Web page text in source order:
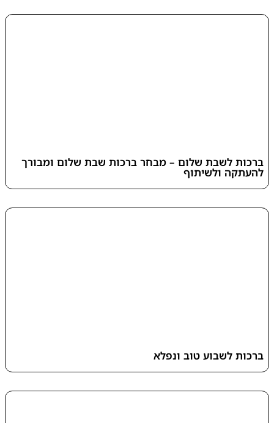
ברכות לשבת שלום – מבחר ברכות שבת שלום ומבורך
להעתקה ולשיתוף
ברכות לשבוע טוב ונפלא